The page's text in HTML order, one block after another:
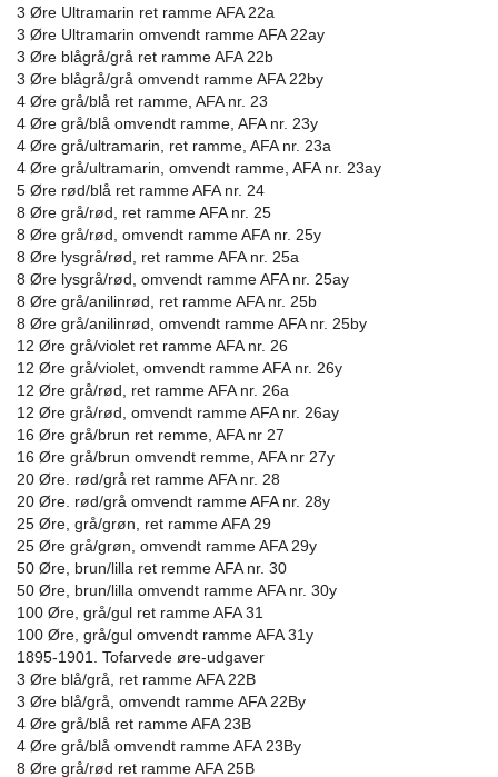
3 Øre Ultramarin ret ramme AFA 22a
3 Øre Ultramarin omvendt ramme AFA 22ay
3 Øre blågrå/grå ret ramme AFA 22b
3 Øre blågrå/grå omvendt ramme AFA 22by
4 Øre grå/blå ret ramme, AFA nr. 23
4 Øre grå/blå omvendt ramme, AFA nr. 23y
4 Øre grå/ultramarin, ret ramme, AFA nr. 23a
4 Øre grå/ultramarin, omvendt ramme, AFA nr. 23ay
5 Øre rød/blå ret ramme AFA nr. 24
8 Øre grå/rød, ret ramme AFA nr. 25
8 Øre grå/rød, omvendt ramme AFA nr. 25y
8 Øre lysgrå/rød, ret ramme AFA nr. 25a
8 Øre lysgrå/rød, omvendt ramme AFA nr. 25ay
8 Øre grå/anilinrød, ret ramme AFA nr. 25b
8 Øre grå/anilinrød, omvendt ramme AFA nr. 25by
12 Øre grå/violet ret ramme AFA nr. 26
12 Øre grå/violet, omvendt ramme AFA nr. 26y
12 Øre grå/rød, ret ramme AFA nr. 26a
12 Øre grå/rød, omvendt ramme AFA nr. 26ay
16 Øre grå/brun ret remme, AFA nr 27
16 Øre grå/brun omvendt remme, AFA nr 27y
20 Øre. rød/grå ret ramme AFA nr. 28
20 Øre. rød/grå omvendt ramme AFA nr. 28y
25 Øre, grå/grøn, ret ramme AFA 29
25 Øre grå/grøn, omvendt ramme AFA 29y
50 Øre, brun/lilla ret remme AFA nr. 30
50 Øre, brun/lilla omvendt ramme AFA nr. 30y
100 Øre, grå/gul ret ramme AFA 31
100 Øre, grå/gul omvendt ramme AFA 31y
1895-1901. Tofarvede øre-udgaver
3 Øre blå/grå, ret ramme AFA 22B
3 Øre blå/grå, omvendt ramme AFA 22By
4 Øre grå/blå ret ramme AFA 23B
4 Øre grå/blå omvendt ramme AFA 23By
8 Øre grå/rød ret ramme AFA 25B